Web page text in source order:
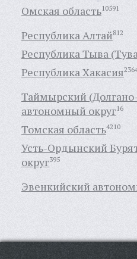
Омская область10591
Республика Алтай812
Республика Тыва
Республика Хакасия
Таймырский
автономный округ16
Томская область4210
Усть-Ордынский
округ395
Эвенкийский